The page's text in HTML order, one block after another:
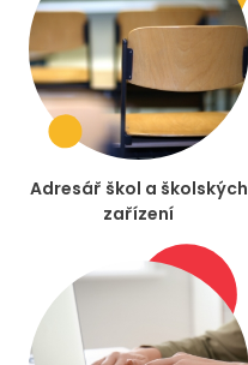
Adresář škol a školských
zařízení